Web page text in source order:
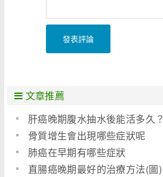
發表評論
文章推薦
肝癌晚期腹水抽水後能活多久？
骨質增生會出現哪些症狀呢
肺癌在早期有哪些症狀
直腸癌晚期最好的治療方法(圖)